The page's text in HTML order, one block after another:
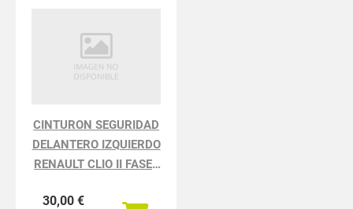
CINTURON SEGURIDAD
DELANTERO IZQUIERDO
RENAULT CLIO II FASE I
30,00 €